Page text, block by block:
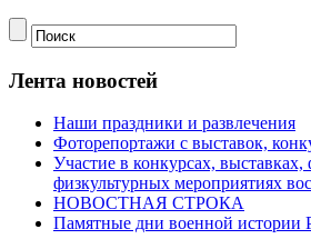
Лента новостей
Наши праздники и развлечения
Фоторепортажи с выставок,
Участие в конкурсах, выставках,
физкультурных мероприятиях
НОВОСТНАЯ СТРОКА
Памятные дни военной истории